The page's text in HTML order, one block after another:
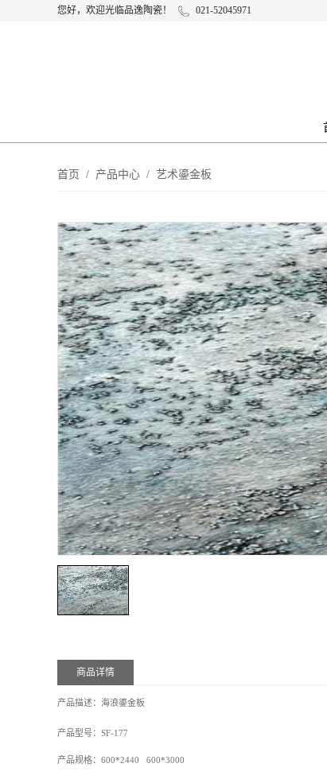
您好，欢迎光临品逸陶瓷！ 021-52045971
首页 / 产品中心 / 艺术鎏金板
商品详情
产品描述：海浪鎏金板
产品型号： SF-177
产品规格： 600*2440 600*3000